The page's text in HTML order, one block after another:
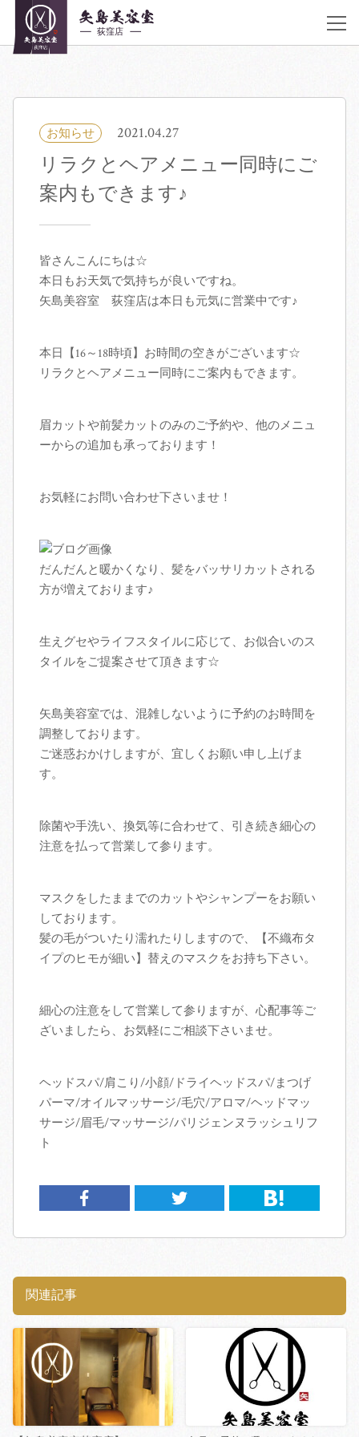
03-6383-5252
着付け・ヘアメイク
ヘアカタログ
クーポン／料金表
スタッフ紹介
スタッフ募集
お知らせ 2021.04.27
リラクとヘアメニュー同時にご
案内もできます♪
皆さんこんにちは☆
本日もお天気で気持ちが良いですね。
矢島美容室 荻窪店は本日も元気に営業中です♪
本日【16～18時頃】お時間の空きがございます☆
リラクとヘアメニュー同時にご案内もできます。
眉カットや前髪カットのみのご予約や、他のメニュ
ーからの追加も承っております！
お気軽にお問い合わせ下さいませ！
だんだんと暖かくなり、髪をバッサリカットされる
方が増えております♪
生えグセやライフスタイルに応じて、お似合いのス
タイルをご提案させて頂きます☆
矢島美容室では、混雑しないように予約のお時間を
調整しております。
ご迷惑おかけしますが、宜しくお願い申し上げま
す。
除菌や手洗い、換気等に合わせて、引き続き細心の
注意を払って営業して参ります。
マスクをしたままでのカットやシャンプーをお願い
しております。
髪の毛がついたり濡れたりしますので、【不織布タ
イプのヒモが細い】替えのマスクをお持ち下さい。
細心の注意をして営業して参りますが、心配事等ご
ざいましたら、お気軽にご相談下さいませ。
ヘッドスパ/肩こり/小顔/ドライヘッドスパ/まつげ
パーマ/オイルマッサージ/毛穴/アロマ/ヘッドマッ
サージ/眉毛/マッサージ/パリジェンヌラッシュリフ
ト
関連記事